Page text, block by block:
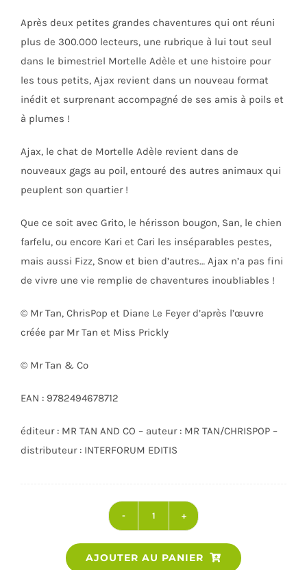
Après deux petites grandes chaventures qui ont réuni
plus de 300.000 lecteurs, une rubrique à lui tout seul
dans le bimestriel Mortelle Adèle et une histoire pour
les tous petits, Ajax revient dans un nouveau format
inédit et surprenant accompagné de ses amis à poils et
à plumes !
Ajax, le chat de Mortelle Adèle revient dans de
nouveaux gags au poil, entouré des autres animaux qui
peuplent son quartier !
Que ce soit avec Grito, le hérisson bougon, San, le chien
farfelu, ou encore Kari et Cari les inséparables pestes,
mais aussi Fizz, Snow et bien d’autres… Ajax n’a pas fini
de vivre une vie remplie de chaventures inoubliables !
© Mr Tan, ChrisPop et Diane Le Feyer d’après l’œuvre
créée par Mr Tan et Miss Prickly
© Mr Tan & Co
EAN : 9782494678712
éditeur : MR TAN AND CO – auteur : MR TAN/CHRISPOP –
distributeur : INTERFORUM EDITIS
de
AJAX
AJOUTER AU PANIER